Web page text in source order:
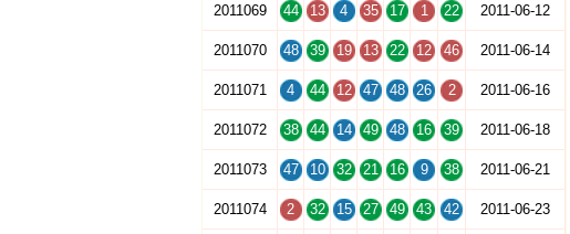
2011069 44 13 4 35 17 1 22 2011-06-12
2011070 48 39 19 13 22 12 46 2011-06-14
2011071 4 44 12 47 48 26 2 2011-06-16
2011072 38 44 14 49 48 16 39 2011-06-18
2011073 47 10 32 21 16 9 38 2011-06-21
2011074 2 32 15 27 49 43 42 2011-06-23